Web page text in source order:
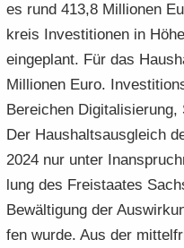
­
t
i
n
­
t
o
n
es rund 413,8 Mil­lio­nen
kreis In­ves­ti­tio­nen in
ein­ge­plant. Für das
Mil­lio­nen Euro.
Be­rei­chen
Der Haus­halts­aus­gleich
2024 nur unter
lung des Frei­staa­tes
Be­wäl­ti­gung der
fen wurde. Aus der